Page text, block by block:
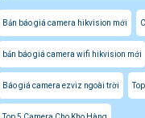
Bản báo giá camera hikvision mới
bản báo giá camera wifi hikvision mới
Báo giá camera ezviz ngoài trời